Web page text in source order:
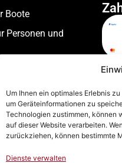
Um Ihnen ein optimales Erlebnis
um Geräteinformationen zu
Technologien zustimmen, können
auf dieser Website verarbeiten.
zurückziehen, können bestimmte
Dienste verwalten
Boote
Personen und
Wohnmobile
Flotten
Nutzfahrzeuge